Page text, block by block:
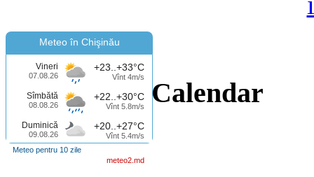
Meteo în Chişinău
Vineri
07.08.26
+23..+33°C
Vînt 4m/s
Sîmbătă
08.08.26
+22..+30°C
Vînt 5.8m/s
Duminică
09.08.26
+20..+27°C
Vînt 5.4m/s
Meteo pentru 10 zile
meteo2.md
Calendar